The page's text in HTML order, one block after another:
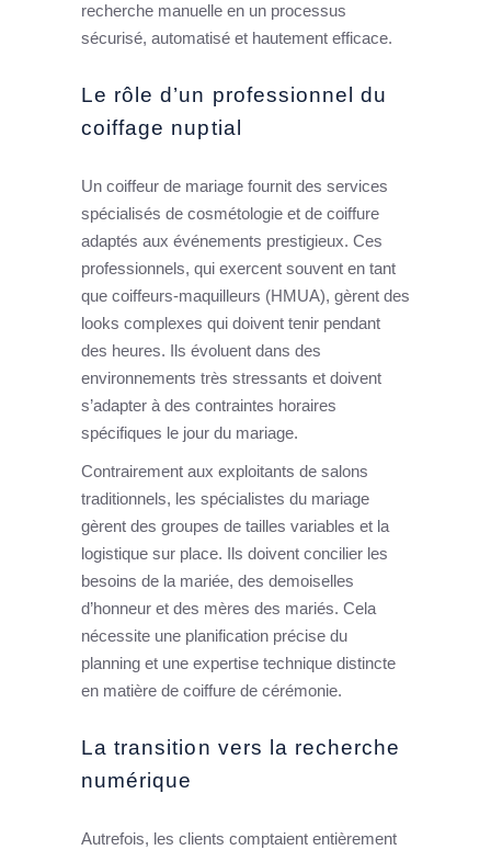
recherche manuelle en un processus
sécurisé, automatisé et hautement efficace.
Le rôle d’un professionnel du
coiffage nuptial
Un coiffeur de mariage fournit des services
spécialisés de cosmétologie et de coiffure
adaptés aux événements prestigieux. Ces
professionnels, qui exercent souvent en tant
que coiffeurs-maquilleurs (HMUA), gèrent des
looks complexes qui doivent tenir pendant
des heures. Ils évoluent dans des
environnements très stressants et doivent
s’adapter à des contraintes horaires
spécifiques le jour du mariage.
Contrairement aux exploitants de salons
traditionnels, les spécialistes du mariage
gèrent des groupes de tailles variables et la
logistique sur place. Ils doivent concilier les
besoins de la mariée, des demoiselles
d’honneur et des mères des mariés. Cela
nécessite une planification précise du
planning et une expertise technique distincte
en matière de coiffure de cérémonie.
La transition vers la recherche
numérique
Autrefois, les clients comptaient entièrement